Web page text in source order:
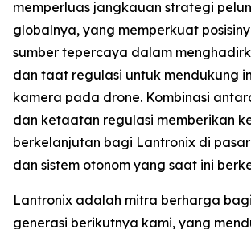
memperluas jangkauan strategi
globalnya, yang memperkuat
sumber tepercaya dalam
dan taat regulasi untuk mendukung
kamera pada drone. Kombinasi
dan ketaatan regulasi memberikan
berkelanjutan bagi Lantronix di
dan sistem otonom yang saat ini
Lantronix adalah mitra berharga
generasi berikutnya kami, yang